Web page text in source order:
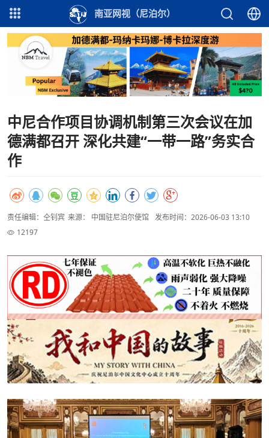
南亚网视（尼泊尔）
中尼合作项目协调机制第三次会议在加
德满都召开 深化共建“一带一路”务实合
作
责任编辑：仝钊宾 来源： 中国驻尼泊尔使馆 发布时间：2026-06-03 13:10
12197